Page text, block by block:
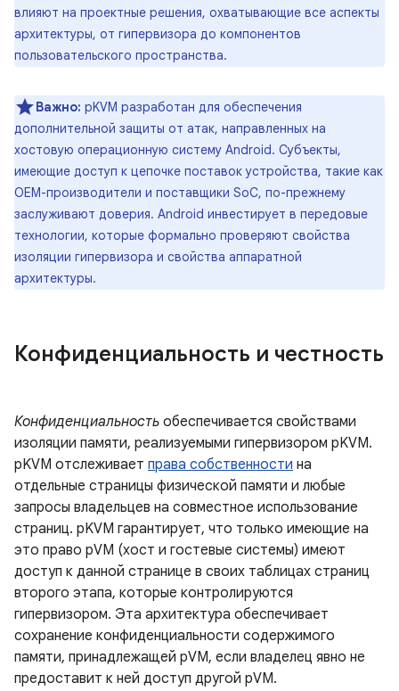
влияют на проектные решения, охватывающие все аспекты
архитектуры, от гипервизора до компонентов
пользовательского пространства.
Важно: pKVM разработан для обеспечения
дополнительной защиты от атак, направленных на
хостовую операционную систему Android. Субъекты,
имеющие доступ к цепочке поставок устройства, такие как
OEM-производители и поставщики SoC, по-прежнему
заслуживают доверия. Android инвестирует в передовые
технологии, которые формально проверяют свойства
изоляции гипервизора и свойства аппаратной
архитектуры.
Конфиденциальность и честность
Конфиденциальность обеспечивается свойствами
изоляции памяти, реализуемыми гипервизором pKVM.
pKVM отслеживает права собственности на
отдельные страницы физической памяти и любые
запросы владельцев на совместное использование
страниц. pKVM гарантирует, что только имеющие на
это право pVM (хост и гостевые системы) имеют
доступ к данной странице в своих таблицах страниц
второго этапа, которые контролируются
гипервизором. Эта архитектура обеспечивает
сохранение конфиденциальности содержимого
памяти, принадлежащей pVM, если владелец явно не
предоставит к ней доступ другой pVM.